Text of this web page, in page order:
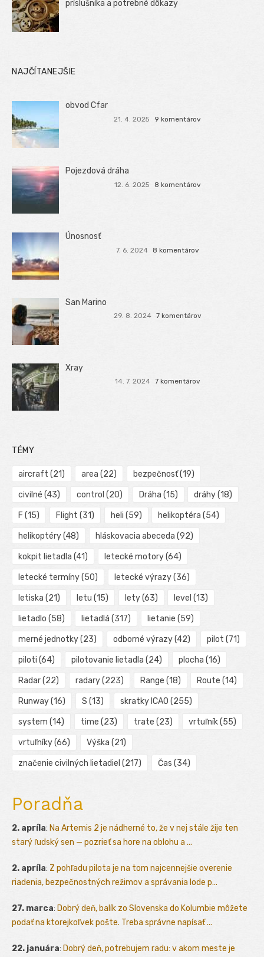
príslušníka a potrebné dôkazy
NAJČÍTANEJŠIE
obvod Cfar
21. 4. 2025 9 komentárov
Pojezdová dráha
12. 6. 2025 8 komentárov
Únosnosť
7. 6. 2024 8 komentárov
San Marino
29. 8. 2024 7 komentárov
Xray
14. 7. 2024 7 komentárov
TÉMY
aircraft (21) area (22) bezpečnosť(19)
civilné (43) control (20) Dráha (15) dráhy(18)
F (15) Flight (31) heli (59) helikoptéra (54)
helikoptéry(48) hláskovacia abeceda (92)
kokpit lietadla (41) letecké motory(64)
letecké termíny(50) letecké výrazy(36)
letiska (21) letu (15) lety(63) level (13)
lietadlo (58) lietadlá (317) lietanie (59)
merné jednotky(23) odborné výrazy(42) pilot (71)
piloti (64) pilotovanie lietadla (24) plocha (16)
Radar(22) radary(223) Range (18) Route (14)
Runway(16) S (13) skratky ICAO (255)
system (14) time (23) trate (23) vrtuľník(55)
vrtuľníky(66) Výška (21)
značenie civilných lietadiel (217) Čas (34)
Poradňa
2. apríla: Na Artemis 2 je nádherné to, že v nej stále žije ten
starý ľudský sen — pozrieť sa hore na oblohu a ...
2. apríla: Z pohľadu pilota je na tom najcennejšie overenie
riadenia, bezpečnostných režimov a správania lode p...
27. marca: Dobrý deň, balík zo Slovenska do Kolumbie môžete
podať na ktorejkoľvek pošte. Treba správne napísať ...
22. januára: Dobrý deň, potrebujem radu: v akom meste je